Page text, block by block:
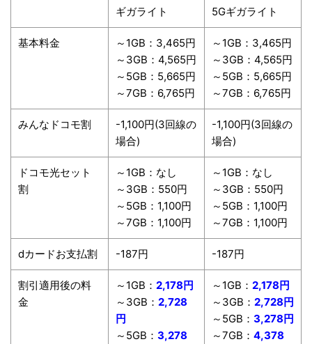
ギガライト 5Gギガライト
基本料金
～1GB：3,465円
～3GB：4,565円
～5GB：5,665円
～7GB：6,765円
～1GB：3,465円
～3GB：4,565円
～5GB：5,665円
～7GB：6,765円
みんなドコモ割
-1,100円(3回線の
場合)
-1,100円(3回線の
場合)
ドコモ光セット
割
～1GB：なし
～3GB：550円
～5GB：1,100円
～7GB：1,100円
～1GB：なし
～3GB：550円
～5GB：1,100円
～7GB：1,100円
dカードお支払割 -187円 -187円
割引適用後の料
金
～1GB： 2,178円
～3GB： 2,728
円
～5GB： 3,278
～1GB： 2,178円
～3GB： 2,728円
～5GB： 3,278円
～7GB： 4,378